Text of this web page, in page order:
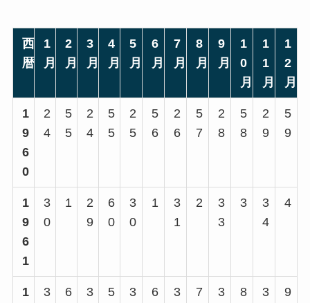
西
暦
1
月
2
月
3
月
4
月
5
月
6
月
7
月
8
月
9
月
1
0
月
1
1
月
1
2
月
1
9
6
0
2
4
5
5
2
4
5
5
2
5
5
6
2
6
5
7
2
8
5
8
2
9
5
9
1
9
6
1
3
0
1
2
9
6
0
3
0
1
3
1
2
3
3
3
3
4
4
1
3
6
3
5
3
6
3
7
3
8
3
9